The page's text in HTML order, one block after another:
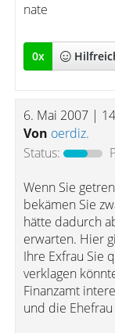
nate
0x
6. Mai 2007 |
Von oerdiz.
Status:
Wenn Sie
bekämen Sie
hätte dadurch
erwarten. Hier
Ihre Exfrau Sie
verklagen
Finanzamt
und die